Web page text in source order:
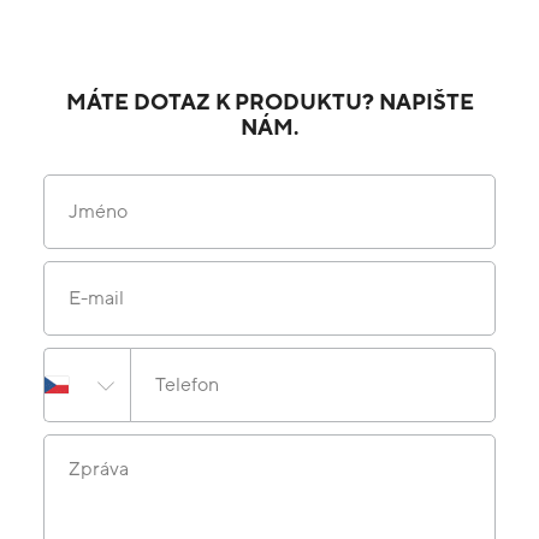
MÁTE DOTAZ K PRODUKTU? NAPIŠTE
NÁM.
Jméno
E-mail
Telefon
Zpráva